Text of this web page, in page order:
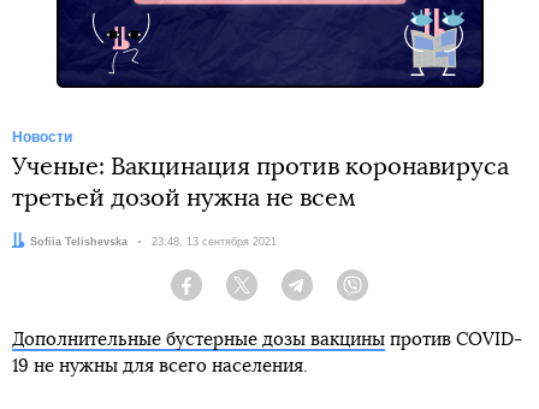
Новости
Ученые: Вакцинация против коронавируса
третьей дозой нужна не всем
Автор:
Sofiia Telishevska Дата:
23:48, 13 сентября 2021
Facebook Twitter Telegram
Дополнительные бустерные дозы вакцины против COVID-
19 не нужны для всего населения.